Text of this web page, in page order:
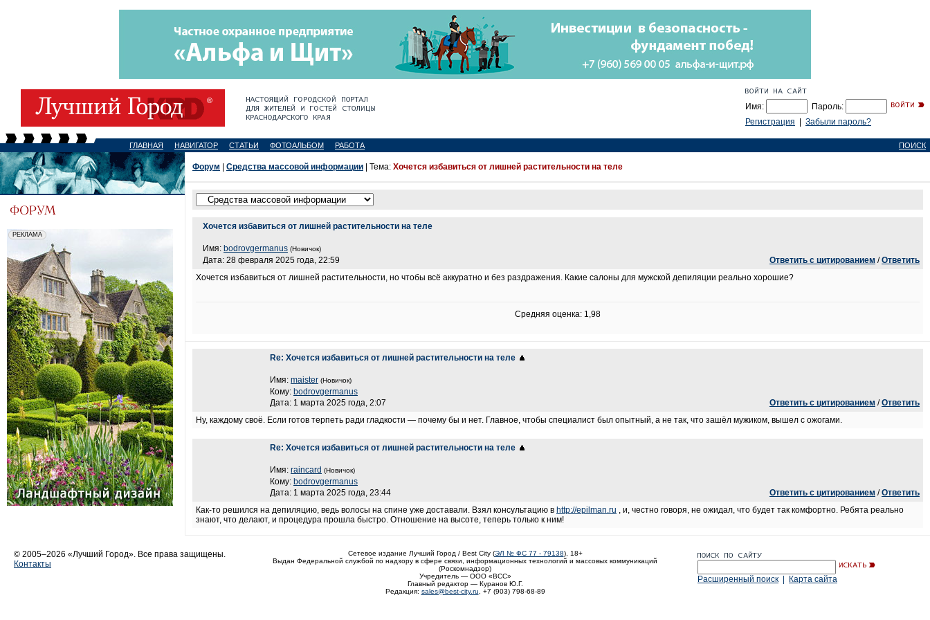
Имя:
Пароль:
Регистрация
Забыли пароль?
ГЛАВНАЯ НАВИГАТОР СТАТЬИ ФОТОАЛЬБОМ РАБОТА ПОИСК
Форум Средства массовой информации | Тема: Хочется избавиться от лишней растительности на теле
Хочется избавиться от лишней растительности на теле
Имя: bodrovgermanus (Новичок)
Дата: 28 февраля 2025 года, 22:59 Ответить с цитированием /Ответить
Хочется избавиться от лишней растительности, но чтобы всё аккуратно и без раздражения. Какие салоны для мужской депиляции реально хорошие?
Средняя оценка: 1,98
Re: Хочется избавиться от лишней растительности на теле
Имя: maister (Новичок)
Кому: bodrovgermanus
Дата: 1 марта 2025 года, 2:07
Ответить с цитированием /Ответить
Ну, каждому своё. Если готов терпеть ради гладкости — почему бы и нет. Главное, чтобы специалист был опытный, а не так, что зашёл мужиком, вышел с ожогами.
Re: Хочется избавиться от лишней растительности на теле
Имя: raincard (Новичок)
Кому: bodrovgermanus
Дата: 1 марта 2025 года, 23:44
Ответить с цитированием /Ответить
Как-то решился на депиляцию, ведь волосы на спине уже доставали. Взял консультацию в http://epilman.ru , и, честно говоря, не ожидал, что будет так комфортно. Ребята реально
знают, что делают, и процедура прошла быстро. Отношение на высоте, теперь только к ним!
© 2005–2026 «Лучший Город». Все права защищены.
Контакты
Сетевое издание Лучший Город / Best City (ЭЛ № ФС 77 - 79138), 18+
Выдан Федеральной службой по надзору в сфере связи, информационных технологий и массовых коммуникаций
(Роскомнадзор)
Учредитель — ООО «ВСС»
Главный редактор — Куранов Ю.Г.
Редакция: sales@best-city.ru , +7 (903) 798-68-89
Расширенный поиск Карта сайта